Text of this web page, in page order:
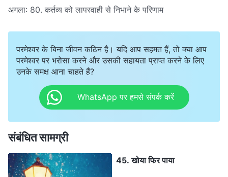
अगला: 80. कर्तव्य को लापरवाही से निभाने के परिणाम
परमेश्वर के बिना जीवन कठिन है। यदि आप सहमत हैं, तो क्या आप
परमेश्वर पर भरोसा करने और उसकी सहायता प्राप्त करने के लिए
उनके समक्ष आना चाहते हैं?
WhatsApp पर हमसे संपर्क करें
संबंधित सामग्री
45. खोया फिर पाया